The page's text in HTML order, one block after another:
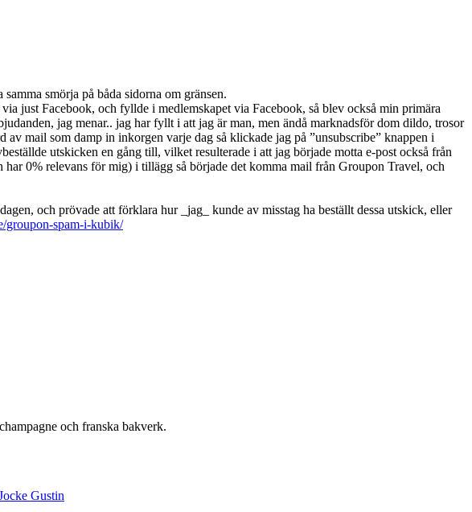
smörja på båda sidorna om gränsen.
just Facebook, och fyllde i medlemskapet via Facebook, så blev också min primära
jag menar.. jag har fyllt i att jag är man, men ändå marknadsför dom dildo, trosor
mail som damp in inkorgen varje dag så klickade jag på ”unsubscribe” knappen i
utskicken en gång till, vilket resulterade i att jag började motta e-post också från
0% relevans för mig) i tillägg så började det komma mail från Groupon Travel, och
och prövade att förklara hur _jag_ kunde av misstag ha beställt dessa utskick, eller
groupon-spam-i-kubik/
och franska bakverk.
Gustin